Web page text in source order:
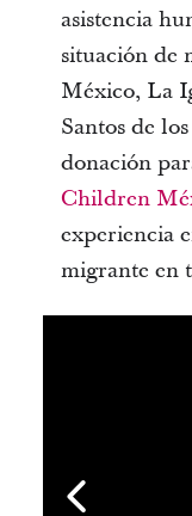
asistencia
situación de
México, La
Santos de
donación
Children
experiencia
migrante en